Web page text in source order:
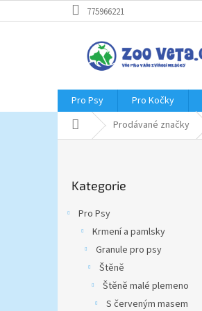
na
775966221
Pro Psy Pro Kočky
Domů Prodávané značky
kategorie
Kategorie
Pro Psy
Krmení a pamlsky
Granule pro psy
Štěně
Štěně malé plemeno
S červeným masem